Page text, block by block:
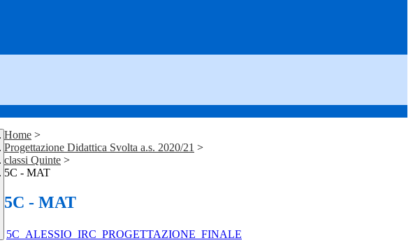
Home >
Progettazione Didattica Svolta a.s. 2020/21 >
classi Quinte >
5C - MAT
5C - MAT
5C_ALESSIO_IRC_PROGETTAZIONE_FINALE